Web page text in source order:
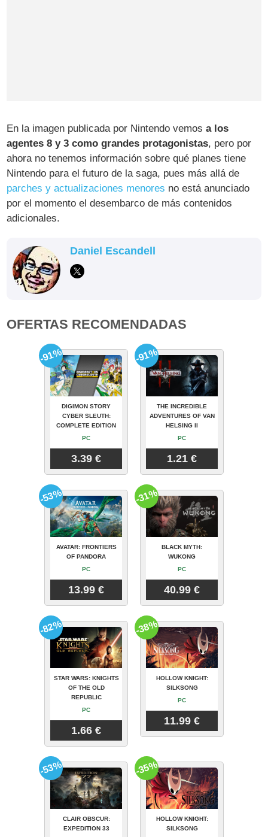
En la imagen publicada por Nintendo vemosa los
agentes 8 y 3 como grandes protagonistas, pero por
ahora no tenemos información sobre qué planes tiene
Nintendo para el futuro de la saga, pues más allá de
parches y actualizaciones menores no está anunciado
por el momento el desembarco de más contenidos
adicionales.
Daniel Escandell
OFERTAS RECOMENDADAS
DIGIMON STORY
CYBER SLEUTH:
COMPLETE EDITION
PC
3.39 €
-91%
THE INCREDIBLE
ADVENTURES OF VAN
HELSING II
PC
1.21 €
-91%
AVATAR: FRONTIERS
OF PANDORA
PC
13.99 €
-53%
BLACK MYTH:
WUKONG
PC
40.99 €
-31%
STAR WARS: KNIGHTS
OF THE OLD
REPUBLIC
PC
1.66 €
-82%
HOLLOW KNIGHT:
SILKSONG
PC
11.99 €
-38%
CLAIR OBSCUR:
EXPEDITION 33
-53%
HOLLOW KNIGHT:
SILKSONG
-35%